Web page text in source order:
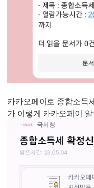
카카오페이로 종합소득
가 이렇게 카카오페이